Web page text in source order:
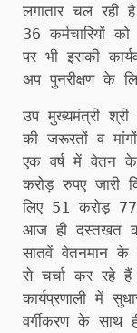
लगातार चल रही
36 कर्मचारियों
पर भी इसकी
अप पुनरीक्षण के
उप मुख्यमंत्री
की जरूरतों व
एक वर्ष में वेतन के
करोड़ रुपए
लिए 51 करोड़
आज ही दस्तखत
सातवें वेतनमान के
से चर्चा कर रहे
कार्यप्रणाली में
वर्गीकरण के साथ